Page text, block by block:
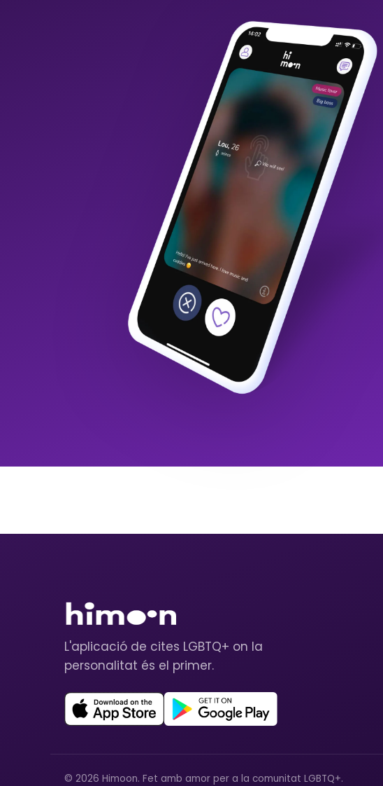
L'aplicació de cites LGBTQ+ on la
personalitat és el primer.
© 2026 Himoon. Fet amb amor per a la comunitat LGBTQ+.